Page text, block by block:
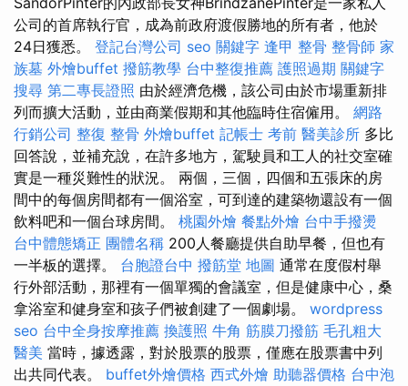
公司的首席執行官，成為前政府渡假勝地的所有者，他於
24日獲悉。 登記台灣公司 seo 關鍵字 逢甲 整骨 整骨師 家
族墓 外燴buffet 撥筋教學 台中整復推薦 護照過期 關鍵字
搜尋 第二專長證照 由於經濟危機，該公司由於市場重新排
列而擴大活動，並由商業假期和其他臨時住宿僱用。 網路
行銷公司 整復 整骨 外燴buffet 記帳士 考前 醫美診所 多比
回答說，並補充說，在許多地方，駕駛員和工人的社交室確
實是一種災難性的狀況。 兩個，三個，四個和五張床的房
間中的每個房間都有一個浴室，可到達的建築物還設有一個
飲料吧和一個台球房間。 桃園外燴 餐點外燴 台中手撥燙
台中體態矯正 團體名稱 200人餐廳提供自助早餐，但也有
一半板的選擇。 台胞證台中 撥筋堂 地圖 通常在度假村舉
行外部活動，那裡有一個單獨的會議室，但是健康中心，桑
拿浴室和健身室和孩子們被創建了一個劇場。 wordpress
seo 台中全身按摩推薦 換護照 牛角 筋膜刀撥筋 毛孔粗大
醫美 當時，據透露，對於股票的股票，僅應在股票書中列
出共同代表。 buffet外燴價格 西式外燴 助聽器價格 台中泡